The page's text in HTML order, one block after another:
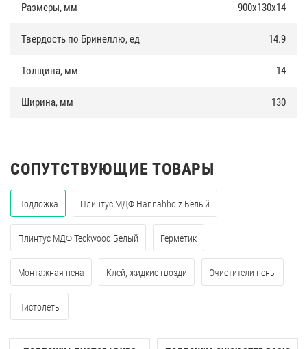
Размеры, мм 900х130х14
Твердость по Бринеллю, ед 14.9
Толщина, мм 14
Ширина, мм 130
СОПУТСТВУЮЩИЕ ТОВАРЫ
Подложка Плинтус МДФ Hannahholz Белый
Плинтус МДФ Teckwood Белый Герметик
Монтажная пена Клей, жидкие гвозди Очистители пены
Пистолеты